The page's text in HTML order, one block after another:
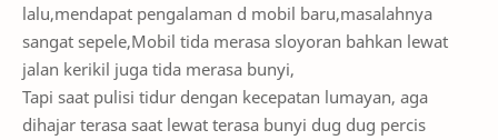
lalu,mendapat pengalaman d mobil baru,masalahnya
sangat sepele,Mobil tida merasa sloyoran bahkan lewat
jalan kerikil juga tida merasa bunyi,
Tapi saat pulisi tidur dengan kecepatan lumayan, aga
dihajar terasa saat lewat terasa bunyi dug dug percis